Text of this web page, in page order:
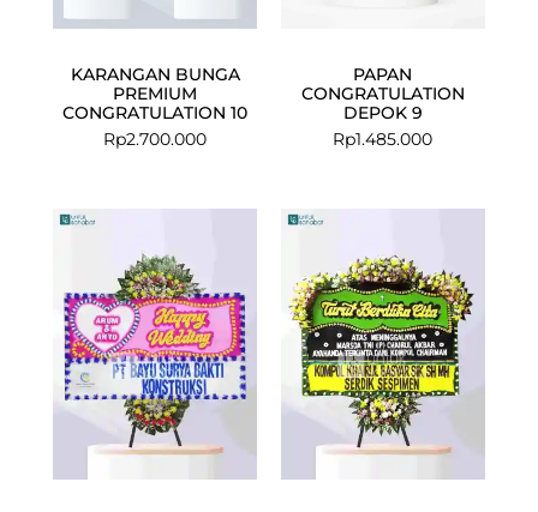
KARANGAN BUNGA
PREMIUM
CONGRATULATION 10
Rp2.700.000
PAPAN
CONGRATULATION
DEPOK 9
Rp1.485.000